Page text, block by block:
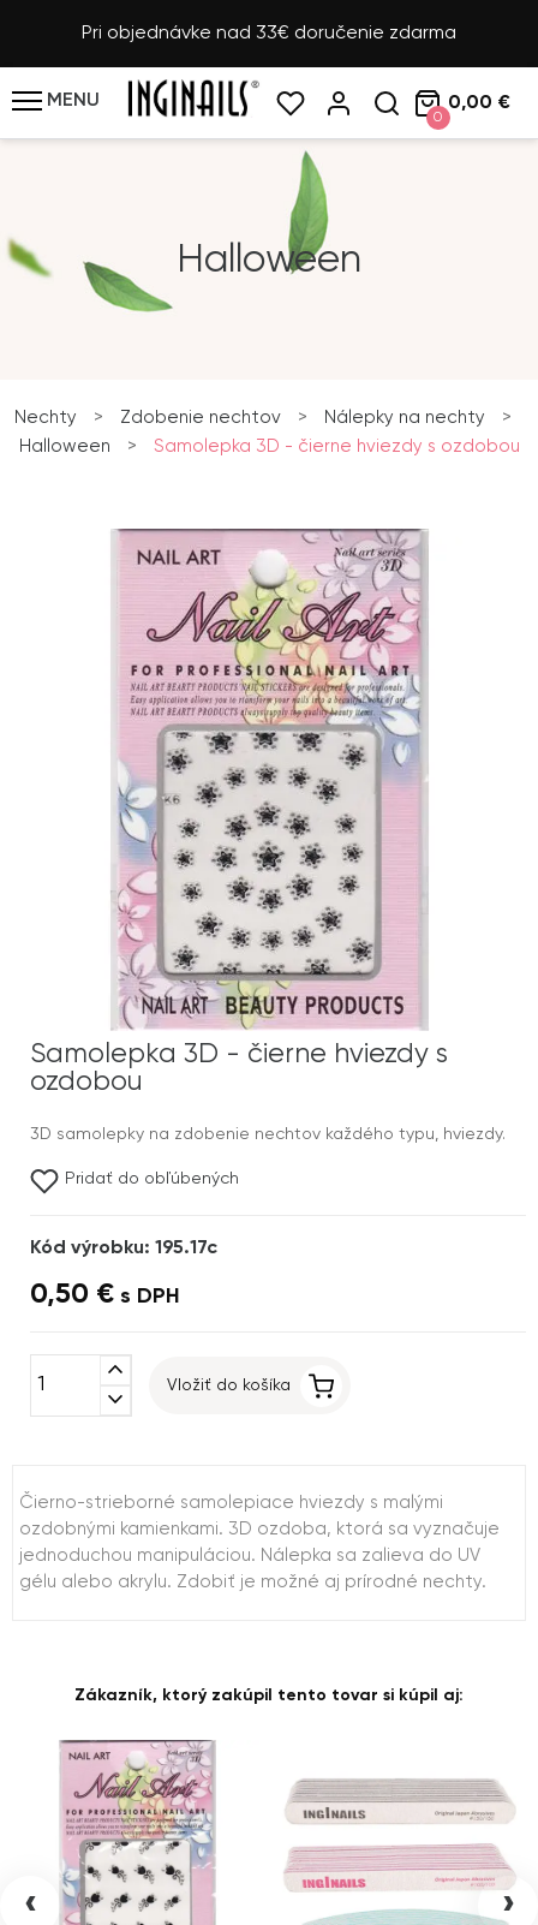
Pri objednávke nad 33€ doručenie zdarma
MENU
0
0,00 €
Halloween
Nechty > Zdobenie nechtov > Nálepky na nechty
>
Halloween
> Samolepka 3D - čierne hviezdy s ozdobou
Samolepka 3D - čierne hviezdy s
ozdobou
3D samolepky na zdobenie nechtov každého typu, hviezdy.
Pridať do obľúbených
Kód výrobku: 195.17c
0,50 € s DPH
expand_less
expand_more
Vložiť do košíka
Čierno-strieborné samolepiace hviezdy s malými
ozdobnými kamienkami. 3D ozdoba, ktorá sa vyznačuje
jednoduchou manipuláciou. Nálepka sa zalieva do UV
gélu alebo akrylu. Zdobiť je možné aj prírodné nechty.
Zákazník, ktorý zakúpil tento tovar si kúpil aj:
‹ ›